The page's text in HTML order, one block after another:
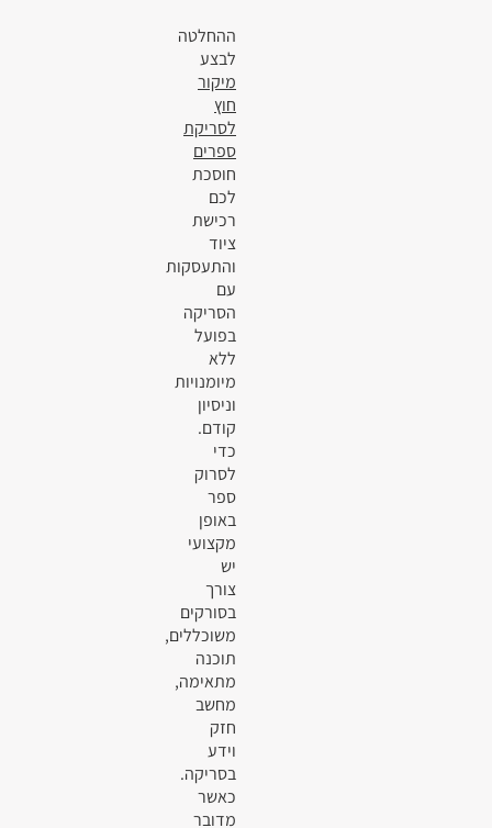
ההחלטה
לבצע
מיקור
חוץ
לסריקת
ספרים
חוסכת
לכם
רכישת
ציוד
והתעסקות
עם
הסריקה
בפועל
ללא
מיומנויות
וניסיון
קודם.
כדי
לסרוק
ספר
באופן
מקצועי
יש
צורך
בסורקים
משוכללים,
תוכנה
מתאימה,
מחשב
חזק
וידע
בסריקה.
כאשר
מדובר